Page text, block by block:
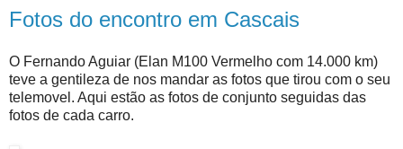
Fotos do encontro em Cascais
O Fernando Aguiar (Elan M100 Vermelho com 14.000 km)
teve a gentileza de nos mandar as fotos que tirou com o seu
telemovel. Aqui estão as fotos de conjunto seguidas das
fotos de cada carro.